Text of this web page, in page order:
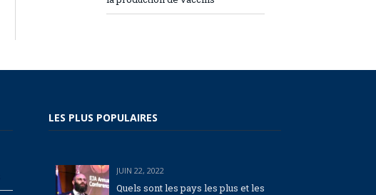
LES PLUS POPULAIRES
JUIN 22, 2022
Quels sont les pays les plus et les